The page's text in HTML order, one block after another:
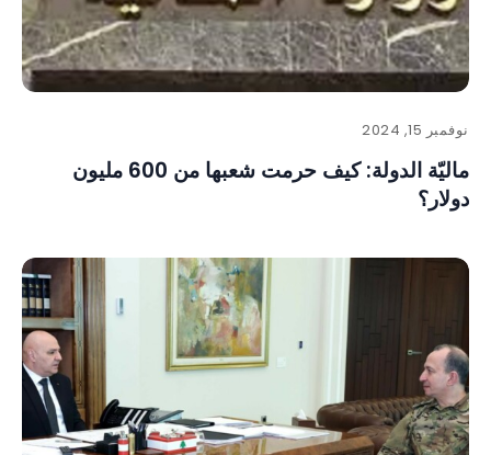
نوفمبر 15, 2024
ماليّة الدولة: كيف حرمت شعبها من 600 مليون
دولار؟